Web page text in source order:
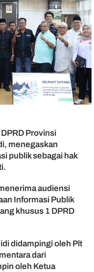
Provinsi
menegaskan
publik sebagai hak
audiensi
Informasi Publik
khusus 1 DPRD
didampingi oleh Plt
dari
oleh Ketua